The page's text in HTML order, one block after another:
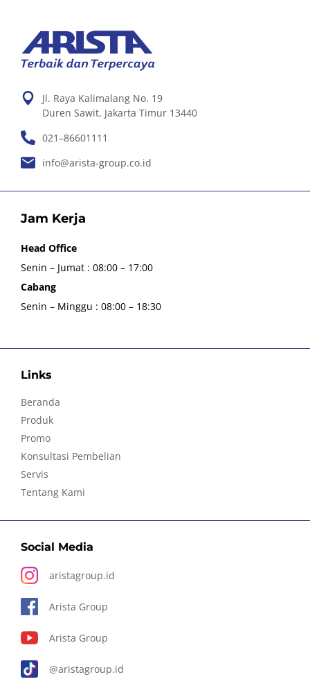
Jl. Raya Kalimalang No. 19
Duren Sawit, Jakarta Timur 13440
021–86601111
info@arista-group.co.id
Jam Kerja
Head Office
Senin – Jumat : 08:00 – 17:00
Cabang
Senin – Minggu : 08:00 – 18:30
Links
Beranda
Produk
Promo
Konsultasi Pembelian
Servis
Tentang Kami
Social Media
aristagroup.id
Arista Group
Arista Group
@aristagroup.id